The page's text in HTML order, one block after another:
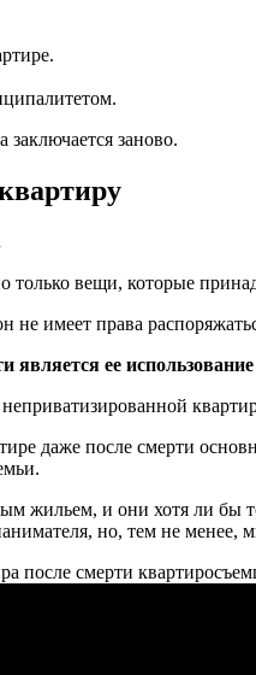
заново.
только вещи, которые
имеет права
ее
даже после смерти
жильем, и они хотя ли бы
но, тем не
после смерти